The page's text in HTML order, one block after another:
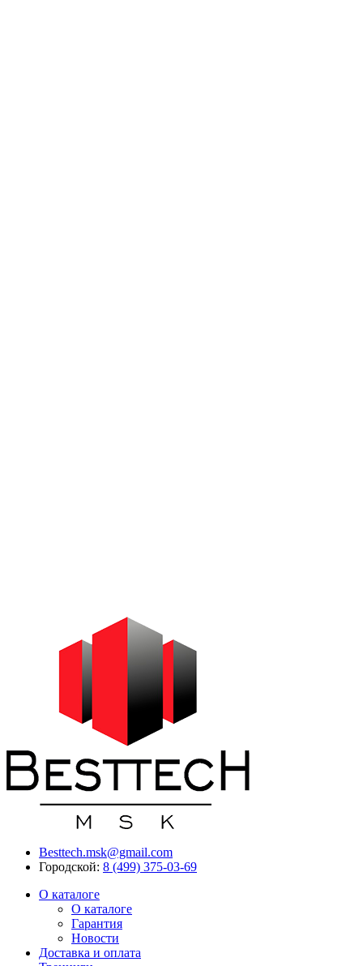
Besttech.msk@gmail.com
Городской: 8 (499) 375-03-69
О каталоге
О каталоге
Гарантия
Новости
Доставка и оплата